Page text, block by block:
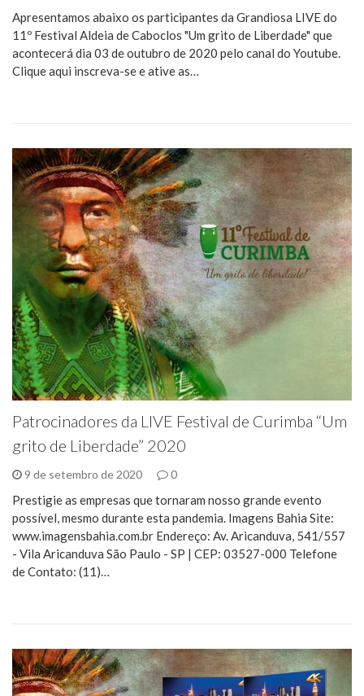
Apresentamos abaixo os participantes da Grandiosa LIVE do
11º Festival Aldeia de Caboclos "Um grito de Liberdade" que
acontecerá dia 03 de outubro de 2020 pelo canal do Youtube.
Clique aqui inscreva-se e ative as…
Patrocinadores da LIVE Festival de Curimba “Um
grito de Liberdade” 2020
9 de setembro de 2020 0
Prestigie as empresas que tornaram nosso grande evento
possível, mesmo durante esta pandemia. Imagens Bahia Site:
www.imagensbahia.com.br Endereço: Av. Aricanduva, 541/557
- Vila Aricanduva São Paulo - SP | CEP: 03527-000 Telefone
de Contato: (11)…